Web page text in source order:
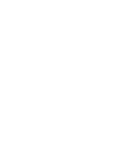
část pláže je zabraná pro VIP
není možné být ve stínu. Část pláže je
Jinak koupání příjemné. Podobně
Na večeře jsme chodili do restaurací a la